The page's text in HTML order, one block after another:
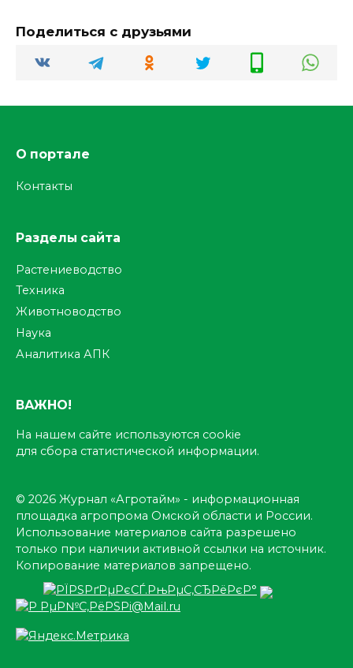
Поделиться с друзьями
О портале
Контакты
Разделы сайта
Растениеводство
Техника
Животноводство
Наука
Аналитика АПК
ВАЖНО!
На нашем сайте используются cookie
для сбора статистической информации.
© 2026 Журнал «Агротайм» - информационная
площадка агропрома Омской области и России.
Использование материалов сайта разрешено
только при наличии активной ссылки на источник.
Копирование материалов запрещено.